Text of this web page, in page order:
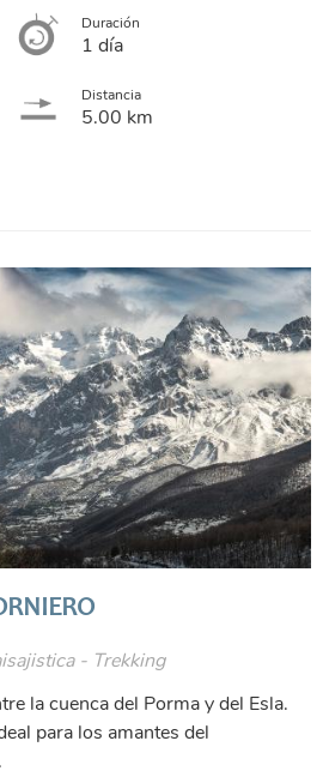
Duración
1 día
Distancia
5.00 km
- Trekking
la cuenca del Porma y del Esla.
para los amantes del